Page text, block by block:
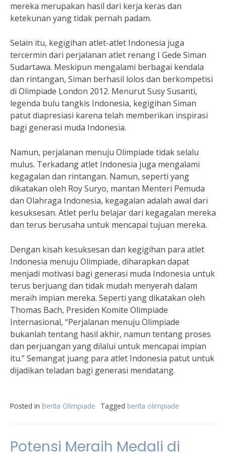
mereka merupakan hasil dari kerja keras dan
ketekunan yang tidak pernah padam.
Selain itu, kegigihan atlet-atlet Indonesia juga
tercermin dari perjalanan atlet renang I Gede Siman
Sudartawa. Meskipun mengalami berbagai kendala
dan rintangan, Siman berhasil lolos dan berkompetisi
di Olimpiade London 2012. Menurut Susy Susanti,
legenda bulu tangkis Indonesia, kegigihan Siman
patut diapresiasi karena telah memberikan inspirasi
bagi generasi muda Indonesia.
Namun, perjalanan menuju Olimpiade tidak selalu
mulus. Terkadang atlet Indonesia juga mengalami
kegagalan dan rintangan. Namun, seperti yang
dikatakan oleh Roy Suryo, mantan Menteri Pemuda
dan Olahraga Indonesia, kegagalan adalah awal dari
kesuksesan. Atlet perlu belajar dari kegagalan mereka
dan terus berusaha untuk mencapai tujuan mereka.
Dengan kisah kesuksesan dan kegigihan para atlet
Indonesia menuju Olimpiade, diharapkan dapat
menjadi motivasi bagi generasi muda Indonesia untuk
terus berjuang dan tidak mudah menyerah dalam
meraih impian mereka. Seperti yang dikatakan oleh
Thomas Bach, Presiden Komite Olimpiade
Internasional, “Perjalanan menuju Olimpiade
bukanlah tentang hasil akhir, namun tentang proses
dan perjuangan yang dilalui untuk mencapai impian
itu.” Semangat juang para atlet Indonesia patut untuk
dijadikan teladan bagi generasi mendatang.
Posted in Berita Olimpiade Tagged berita olimpiade
Potensi Meraih Medali di